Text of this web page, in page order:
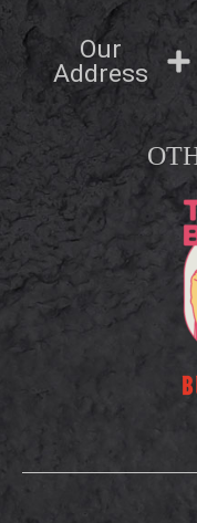
Our
Address